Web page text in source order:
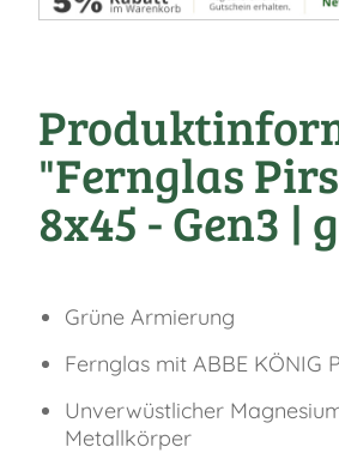
"Fernglas
8x45 - Gen3 |
Grüne Armierung
Fernglas mit ABBE KÖNIG
Unverwüstlicher
Metallkörper